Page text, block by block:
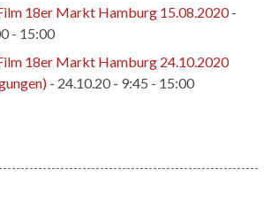
18er Markt Hamburg 15.08.2020-
- 15:00
18er Markt Hamburg 24.10.2020
- 24.10.20 - 9:45 - 15:00